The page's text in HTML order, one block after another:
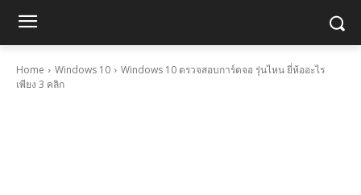
Home Windows 10
Windows 10 ตรวจสอบการ์ดจอ รุ่นไหน ยี่ห้ออะไร
เพียง 3 คลิก